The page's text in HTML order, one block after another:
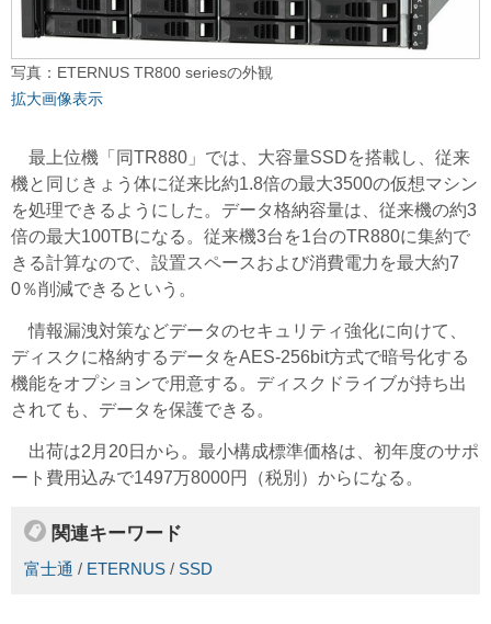
写真：ETERNUS TR800 seriesの外観
拡大画像表示
最上位機「同TR880」では、大容量SSDを搭載し、従来
機と同じきょう体に従来比約1.8倍の最大3500の仮想マシン
を処理できるようにした。データ格納容量は、従来機の約3
倍の最大100TBになる。従来機3台を1台のTR880に集約で
きる計算なので、設置スペースおよび消費電力を最大約7
0％削減できるという。
情報漏洩対策などデータのセキュリティ強化に向けて、
ディスクに格納するデータをAES-256bit方式で暗号化する
機能をオプションで用意する。ディスクドライブが持ち出
されても、データを保護できる。
出荷は2月20日から。最小構成標準価格は、初年度のサポ
ート費用込みで1497万8000円（税別）からになる。
関連キーワード
富士通 / ETERNUS / SSD